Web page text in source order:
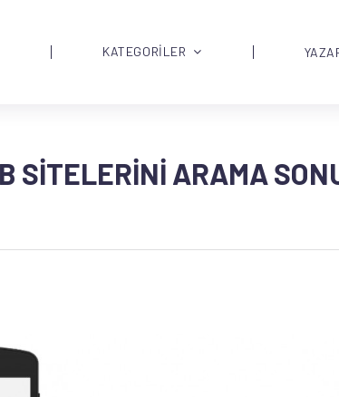
KATEGORİLER
SITELERINI ARAMA